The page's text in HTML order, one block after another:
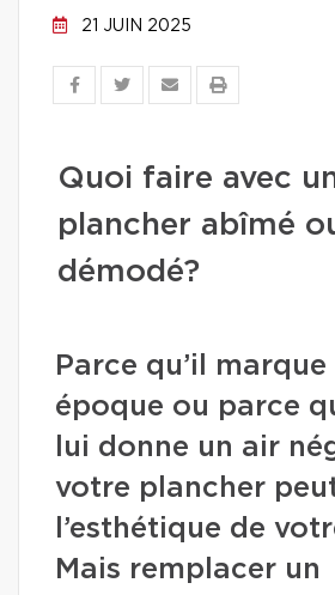
21 JUIN 2025
Quoi faire avec
plancher abîmé
démodé?
Parce qu’il
époque ou parce
lui donne un air
votre plancher
l’esthétique de
Mais remplacer un